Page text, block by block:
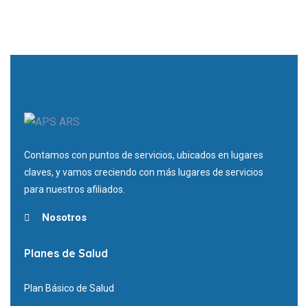
Contamos con puntos de servicios, ubicados en lugares
claves, y vamos creciendo con más lugares de servicios
para nuestros afiliados.
Nosotros
Planes de Salud
Plan Básico de Salud